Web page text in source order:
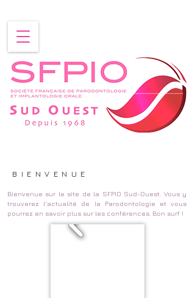
BIENVENUE
Bienvenue sur le site de la SFPIO Sud-Ouest. Vous y
trouverez l'actualité de la Parodontologie et vous
pourrez en savoir plus sur les conférences. Bon surf !